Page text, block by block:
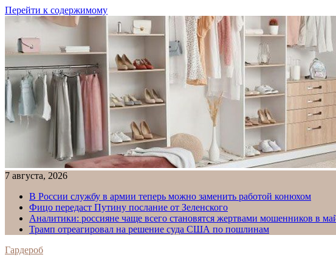
Перейти к содержимому
7 августа, 2026
В России службу в армии теперь можно заменить работой конюхом
Фицо передаст Путину послание от Зеленского
Аналитики: россияне чаще всего становятся жертвами мошенников в
Трамп отреагировал на решение суда США по пошлинам
Гардероб